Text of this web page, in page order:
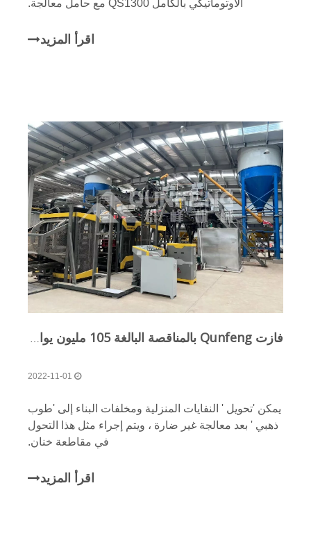
الأوتوماتيكي بالكامل QS1300 مع حامل معالجة.
اقرأ المزيد
يمكن 'تحويل ' النفايات المنزلية ومخلفات البناء إلى 'طوب
ذهبي ' بعد معالجة غير ضارة ، ويتم إجراء مثل هذا التحول
في مقاطعة خنان.
اقرأ المزيد